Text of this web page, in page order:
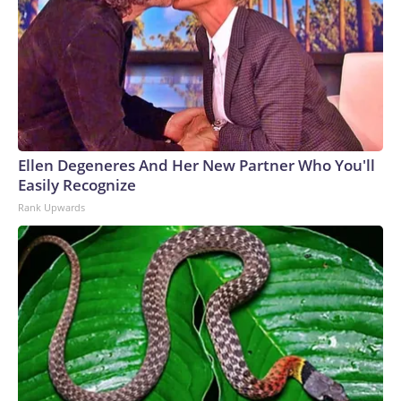
juicio, no debe explorarse: los patógenos capaces de
infectar células u organismos eucariotas. Estos pueden
causar diversas enfermedades en los seres humanos, entre
ellas la malaria y ciertas infecciones por levaduras.“Esos
genomas podrían codificar nuevos patógenos capaces de
infectar a seres humanos, animales o plantas de formas que
las medidas existentes quizá no puedan contener”,
escribieron.García Ojalvo dijo que el riesgo de bioseguridad
que plantea la nueva investigación es menor que el de otras
herramientas de IA. Esto se debe principalmente a que cada
genoma debe probarse por separado después de su diseño
y a que la tasa de éxito es baja: solo 16 virus resultaron
viables entre los cientos de miles generados.“Es difícil
imaginar que estos modelos generen automáticamente
genomas viables de manera inmediata”, dijo.The-CNN-
Wire™ & © 2026 Cable News Network, Inc., a Warner Bros.
Discovery Company. All rights reserved.
Ellen Degeneres And Her New Partner Who You'll
Easily Recognize
Rank Upwards